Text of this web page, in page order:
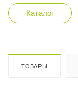
Каталог
ТОВАРЫ